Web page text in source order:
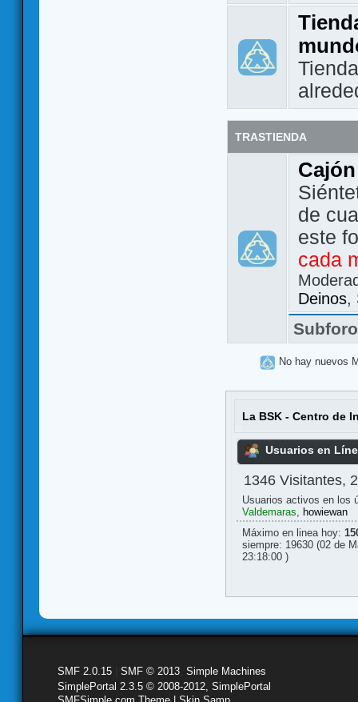
TRASTIENDA
de
este
cada
Deinos,
No hay nuevos
La BSK - Centro de
Usuarios en
1346 Visitantes,
Usuarios activos en los
Valdemaras, howiewan
Máximo en linea hoy:
siempre: 19630 (02 de
23:18:00 )
SMF 2.0.15 SMF © 2013 Simple Machines
SimplePortal 2.3.5 © 2008-2012, SimplePortal